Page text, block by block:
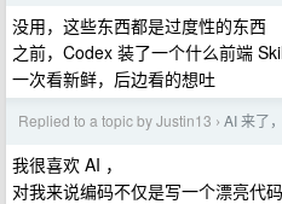
没用，这些东西都是过度性的东西
之前，Codex 装了一个什么前端
一次看新鲜，后边看的想吐
Replied to a topic by Justin13 › AI 来了
我很喜欢 AI ，
对我来说编码不仅是写一个漂亮代